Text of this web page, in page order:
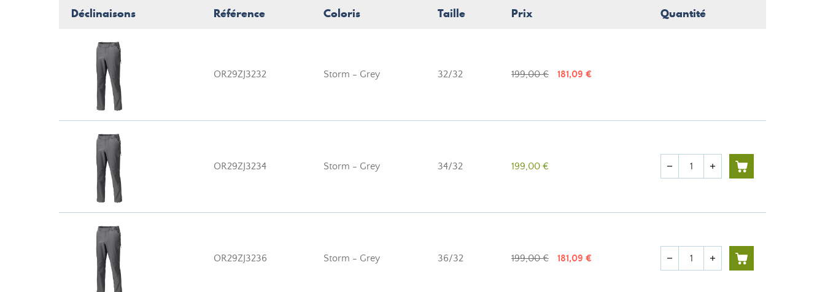
Déclinaisons Référence Coloris Taille Prix Quantité
OR29ZJ3232 Storm - Grey 32/32 199,00 € 181,09 €
OR29ZJ3234 Storm - Grey 34/32 199,00 € Quantité
remove add
OR29ZJ3236 Storm - Grey 36/32 199,00 € 181,09 € Quantité
remove add